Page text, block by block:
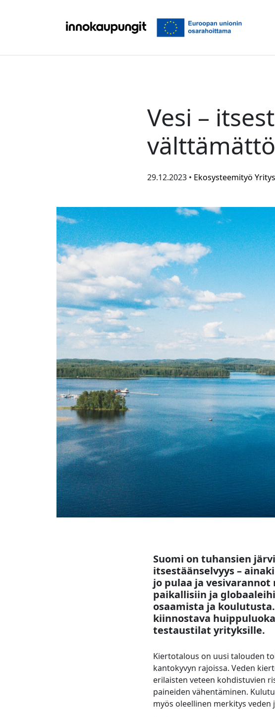
Vesi –
29.12.2023 • Ekosysteemityö
Suomi on tuhansien
itsestäänselvyys –
jo pulaa ja
paikallisiin ja
osaamista ja
kiinnostava
testaustilat yrityksille.
Kiertotalous on uusi talouden
kantokyvyn rajoissa. Veden
erilaisten veteen kohdistuvien
paineiden vähentäminen.
myös oleellinen merkitys veden